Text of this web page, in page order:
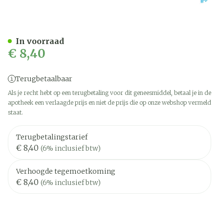
€ 8,40
Terugbetaalbaar
Als je recht hebt op een terugbetaling voor dit geneesmiddel, betaal je in de
apotheek een verlaagde prijs en niet de prijs die op onze webshop vermeld
staat.
Terugbetalingstarief
€ 8,40 (6% inclusief btw)
Verhoogde tegemoetkoming
€ 8,40 (6% inclusief btw)
In voorraad